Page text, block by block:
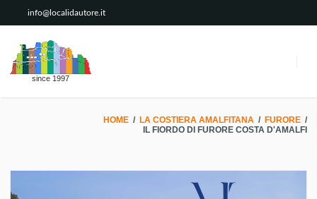
info@localidautore.it
since 1997
HOME / LA COSTIERA AMALFITANA / FURORE /
IL FIORDO DI FURORE COSTA D'AMALFI